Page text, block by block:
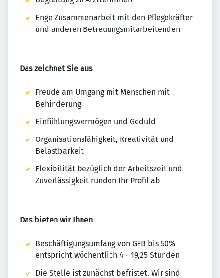
Enge Zusammenarbeit mit den Pflegekräften
und anderen Betreuungsmitarbeitenden
Das zeichnet Sie aus
Freude am Umgang mit Menschen mit
Behinderung
Einfühlungsvermögen und Geduld
Organisationsfähigkeit, Kreativität und
Belastbarkeit
Flexibilität bezüglich der Arbeitszeit und
Zuverlässigkeit runden Ihr Profil ab
Das bieten wir Ihnen
Beschäftigungsumfang von GFB bis 50%
entspricht wöchentlich 4 - 19,25 Stunden
Die Stelle ist zunächst befristet. Wir sind